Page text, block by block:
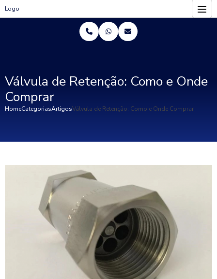
Logo
HomeCategoriasArtigosVálvula de Retenção: Como e Onde Comprar
Válvula de Retenção: Como e Onde
Comprar